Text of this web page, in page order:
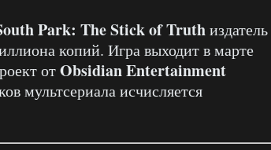
Park: The Stick of Truthиздатель
копий. Игра выходит в марте
отObsidian Entertainment
мультсериала исчисляется